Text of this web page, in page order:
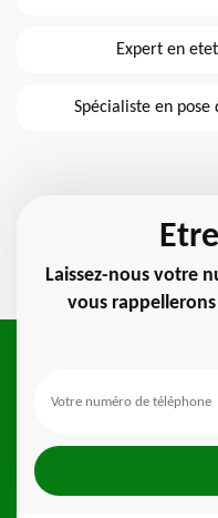
Expert en
Spécialiste en
Laissez-nous votre
vous